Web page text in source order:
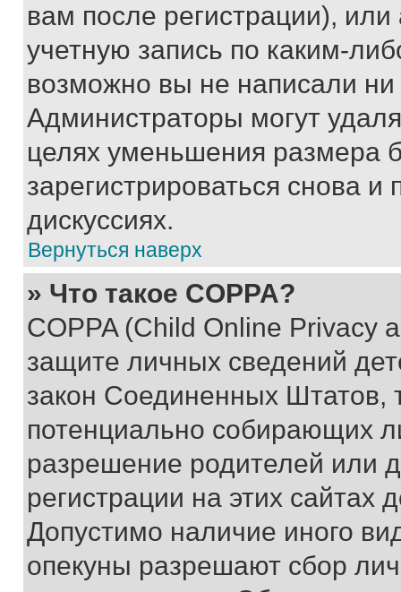
вам после регистрации),
учетную запись по каким-
возможно вы не написали
Администраторы могут
целях уменьшения размера
зарегистрироваться снова и
дискуссиях.
Вернуться наверх
» Что такое COPPA?
COPPA (Child Online Privacy
защите личных сведений
закон Соединенных Штатов,
потенциально собирающих
разрешение родителей или
регистрации на этих сайтах
Допустимо наличие иного
опекуны разрешают сбор